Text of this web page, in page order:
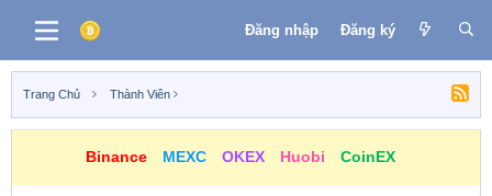
Đăng nhập Đăng ký
Trang Chủ Thành Viên
Binance MEXC OKEX Huobi CoinEX